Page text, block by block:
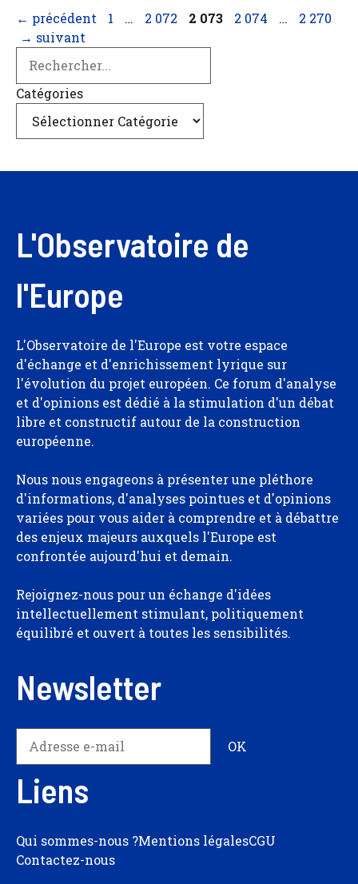
← précédent Page
1 … Page
2 072 Page
2 073 Page
2 074 … Page
2 270
→ suivant
Catégories
L'Observatoire de
l'Europe
L'Observatoire de l'Europe est votre espace
d'échange et d'enrichissement lyrique sur
l'évolution du projet européen. Ce forum d'analyse
et d'opinions est dédié à la stimulation d'un débat
libre et constructif autour de la construction
européenne.
Nous nous engageons à présenter une pléthore
d'informations, d'analyses pointues et d'opinions
variées pour vous aider à comprendre et à débattre
des enjeux majeurs auxquels l'Europe est
confrontée aujourd'hui et demain.
Rejoignez-nous pour un échange d'idées
intellectuellement stimulant, politiquement
équilibré et ouvert à toutes les sensibilités.
Newsletter
Liens
Qui sommes-nous ?Mentions légalesCGU
Contactez-nous